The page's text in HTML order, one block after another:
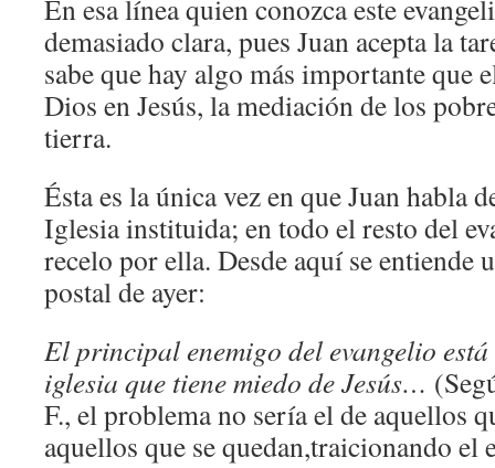
En esa línea quien conozca este
demasiado clara, pues Juan acepta la
sabe que hay algo más importante que
Dios en Jesús, la mediación de los
tierra.
Ésta es la única vez en que Juan habla
Iglesia instituida; en todo el resto del
recelo por ella. Desde aquí se entiende
postal de ayer:
El principal enemigo del evangelio está
iglesia que tiene miedo de Jesús…
F., el problema no sería el de aquellos
aquellos que se quedan,traicionando el